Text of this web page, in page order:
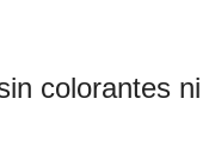
colorantes ni